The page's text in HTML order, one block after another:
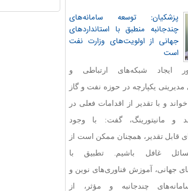
پزشکیان: توسعه سامانه‌های
چندجانبه منطبق با استانداردهای
جهانی از اولویت‌های وزارت نفت
است
ایجاد شبکه‌های ارتباطی و
مدیریتی یکپارچه در حوزه نفت و گاز
و با تقدیر از اقدامات فعلی در
و مانیتورینگ، گفت: با وجود
قابل‌ تقدیر، همچنان ممکن است از
غافل باشیم. تطبیق با
جهانی، آموزش فناوری‌های نوین و
چندجانبه و مؤثر، از